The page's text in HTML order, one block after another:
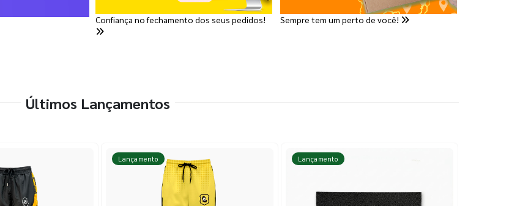
Confiança no fechamento dos seus pedidos! Sempre tem um perto de você!
Últimos Lançamentos
Lançamento Lançamento